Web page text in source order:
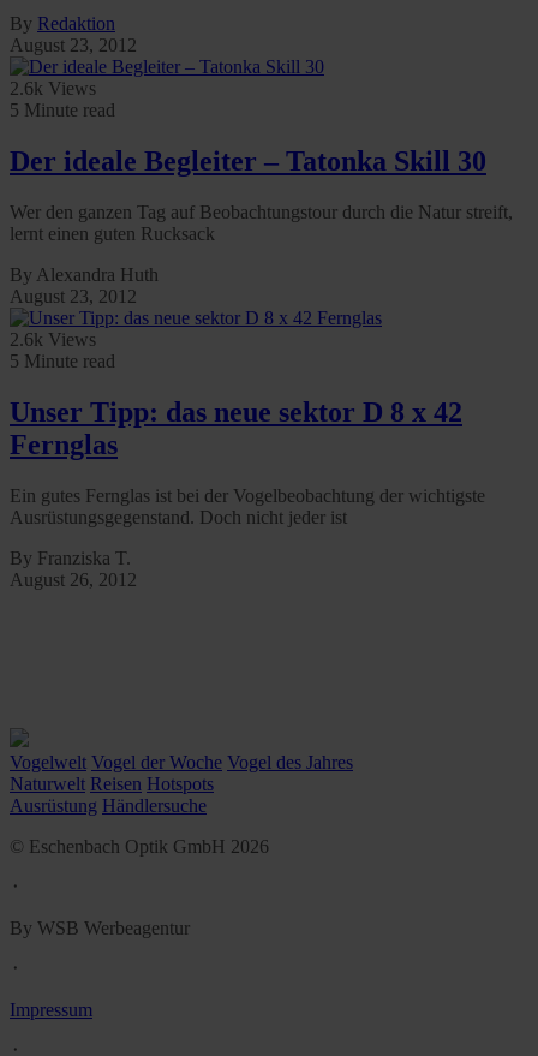
By Redaktion
August 23, 2012
2.6k Views
5 Minute read
Der ideale Begleiter – Tatonka Skill 30
Wer den ganzen Tag auf Beobachtungstour durch die Natur streift,
lernt einen guten Rucksack
By Alexandra Huth
August 23, 2012
2.6k Views
5 Minute read
Unser Tipp: das neue sektor D 8 x 42
Fernglas
Ein gutes Fernglas ist bei der Vogelbeobachtung der wichtigste
Ausrüstungsgegenstand. Doch nicht jeder ist
By Franziska T.
August 26, 2012
Vogelwelt Vogel der Woche Vogel des Jahres
Naturwelt Reisen Hotspots
Ausrüstung Händlersuche
© Eschenbach Optik GmbH 2026
᛫
By WSB Werbeagentur
᛫
Impressum
᛫